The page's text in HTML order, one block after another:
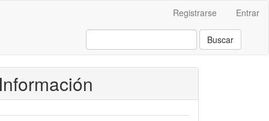
Registrarse Entrar
Buscar
Información